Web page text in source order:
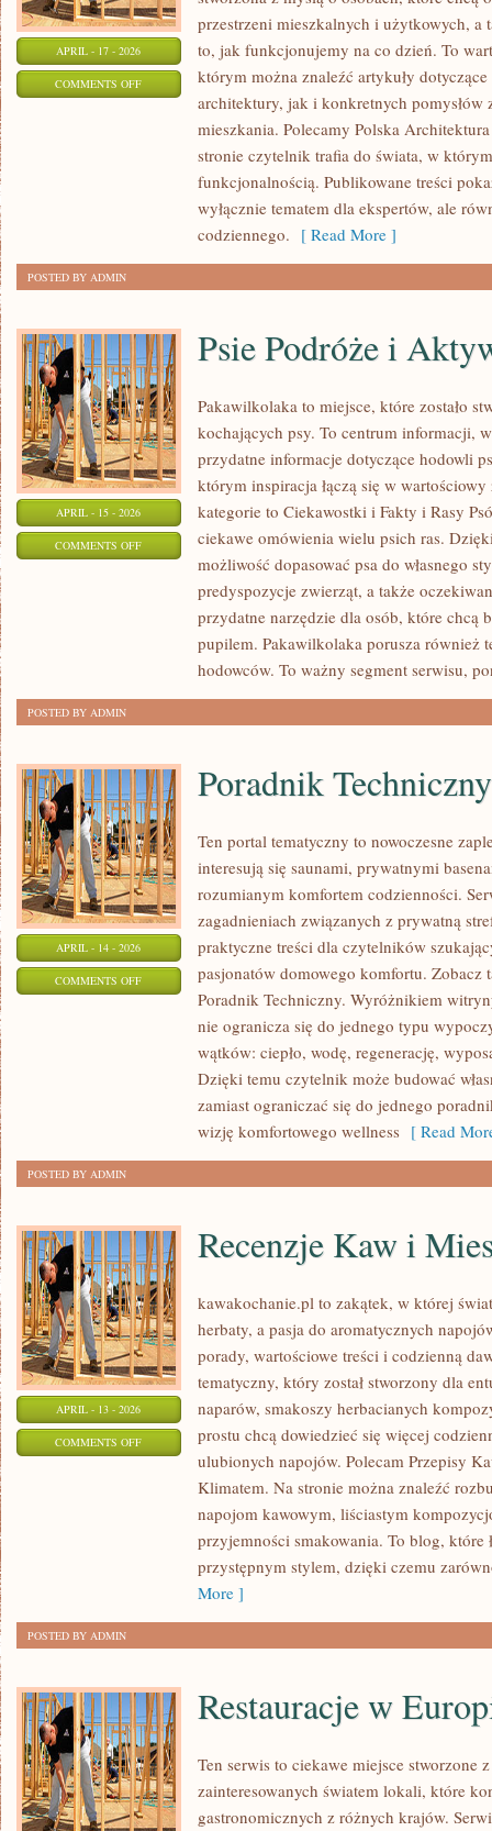
APRIL - 17 - 2026
COMMENTS OFFON
ARCHITEKTURA
przestrzeni mieszkalnych i użytkowych, a
to, jak funkcjonujemy na co dzień. To
którym można znaleźć artykuły
architektury, jak i konkretnych pomysłów
mieszkania. Polecamy Polska
stronie czytelnik trafia do świata, w
funkcjonalnością. Publikowane treści
wyłącznie tematem dla ekspertów, ale
codziennego. [ Read More ]
POSTED BY ADMIN
APRIL - 15 - 2026
COMMENTS OFFON
AKTYWNOŚCI
Psie Podróże i
Pakawilkolaka to miejsce, które zostało
kochających psy. To centrum informacji,
przydatne informacje dotyczące hodowli
którym inspiracja łączą się w wartościowy
kategorie to Ciekawostki i Fakty i Rasy
ciekawe omówienia wielu psich ras.
możliwość dopasować psa do własnego
predyspozycje zwierząt, a także
przydatne narzędzie dla osób, które chcą
pupilem. Pakawilkolaka porusza również
hodowców. To ważny segment serwisu,
POSTED BY ADMIN
APRIL - 14 - 2026
COMMENTS OFFON
TECHNICZNY
Poradnik Techniczny
Ten portal tematyczny to nowoczesne
interesują się saunami, prywatnymi
rozumianym komfortem codzienności.
zagadnieniach związanych z prywatną
praktyczne treści dla czytelników
pasjonatów domowego komfortu. Zobacz
Poradnik Techniczny. Wyróżnikiem
nie ogranicza się do jednego typu
wątków: ciepło, wodę, regenerację,
Dzięki temu czytelnik może budować
zamiast ograniczać się do jednego
wizję komfortowego wellness [ Read
POSTED BY ADMIN
APRIL - 13 - 2026
COMMENTS OFFON
MIESZANKI
Recenzje Kaw i
kawakochanie.pl to zakątek, w której
herbaty, a pasja do aromatycznych
porady, wartościowe treści i codzienną
tematyczny, który został stworzony dla
naparów, smakoszy herbacianych
prostu chcą dowiedzieć się więcej
ulubionych napojów. Polecam Przepisy
Klimatem. Na stronie można znaleźć
napojom kawowym, liściastym
przyjemności smakowania. To blog, które
przystępnym stylem, dzięki czemu
More ]
POSTED BY ADMIN
Restauracje w
Ten serwis to ciekawe miejsce stworzone
zainteresowanych światem lokali, które
gastronomicznych z różnych krajów.